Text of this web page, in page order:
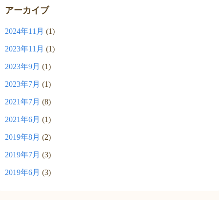
アーカイブ
2024年11月 (1)
2023年11月 (1)
2023年9月 (1)
2023年7月 (1)
2021年7月 (8)
2021年6月 (1)
2019年8月 (2)
2019年7月 (3)
2019年6月 (3)